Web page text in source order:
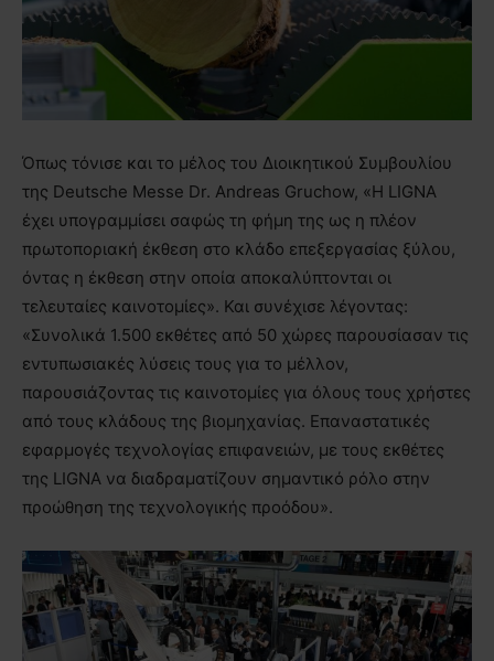
Όπως τόνισε και το μέλος του Διοικητικού Συμβουλίου
της Deutsche Messe Dr. Andreas Gruchow, «Η LIGNA
έχει υπογραμμίσει σαφώς τη φήμη της ως η πλέον
πρωτοποριακή έκθεση στο κλάδο επεξεργασίας ξύλου,
όντας η έκθεση στην οποία αποκαλύπτονται οι
τελευταίες καινοτομίες». Και συνέχισε λέγοντας:
«Συνολικά 1.500 εκθέτες από 50 χώρες παρουσίασαν τις
εντυπωσιακές λύσεις τους για το μέλλον,
παρουσιάζοντας τις καινοτομίες για όλους τους χρήστες
από τους κλάδους της βιομηχανίας. Επαναστατικές
εφαρμογές τεχνολογίας επιφανειών, με τους εκθέτες
της LIGNA να διαδραματίζουν σημαντικό ρόλο στην
προώθηση της τεχνολογικής προόδου».